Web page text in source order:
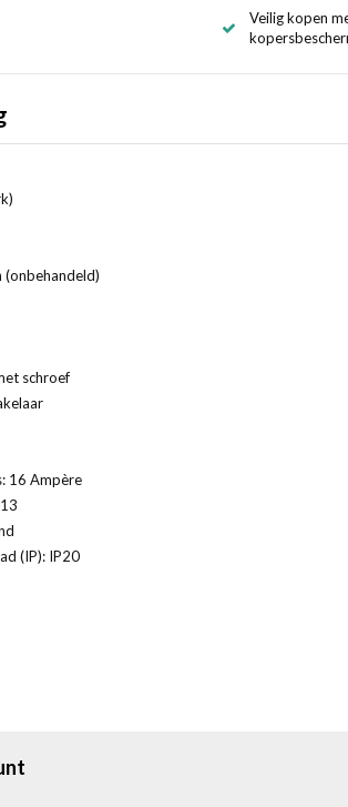
Veilig kopen
(onbehandeld)
schroef
16 Ampère
(IP): IP20